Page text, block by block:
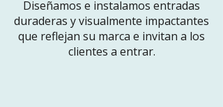
Diseñamos e instalamos entradas
duraderas y visualmente impactantes
que reflejan su marca e invitan a los
clientes a entrar.